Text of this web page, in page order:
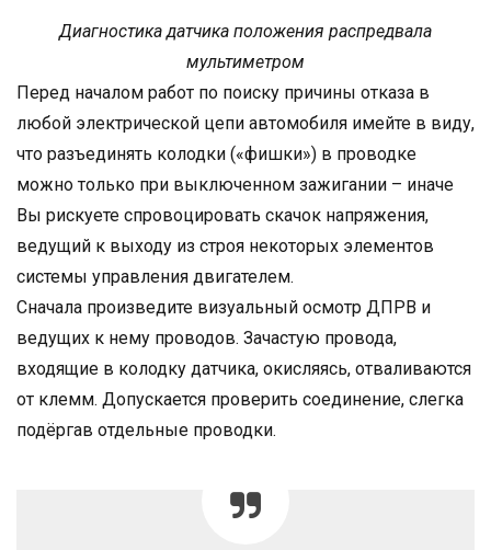
Диагностика датчика положения распредвала
мультиметром
Перед началом работ по поиску причины отказа в
любой электрической цепи автомобиля имейте в виду,
что разъединять колодки («фишки») в проводке
можно только при выключенном зажигании – иначе
Вы рискуете спровоцировать скачок напряжения,
ведущий к выходу из строя некоторых элементов
системы управления двигателем.
Сначала произведите визуальный осмотр ДПРВ и
ведущих к нему проводов. Зачастую провода,
входящие в колодку датчика, окисляясь, отваливаются
от клемм. Допускается проверить соединение, слегка
подёргав отдельные проводки.